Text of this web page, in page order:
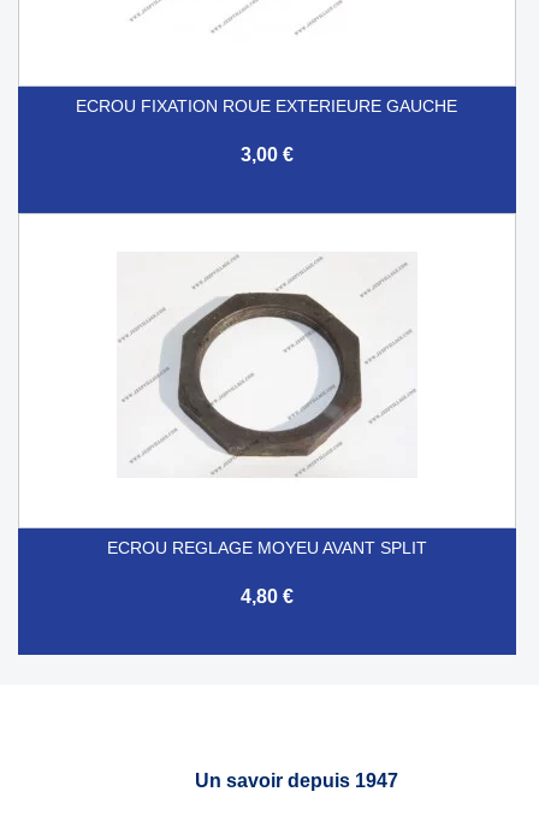
ECROU FIXATION ROUE EXTERIEURE GAUCHE
3,00 €
ECROU REGLAGE MOYEU AVANT SPLIT
4,80 €
Un savoir depuis 1947